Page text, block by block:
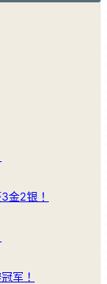
金2银！
军！